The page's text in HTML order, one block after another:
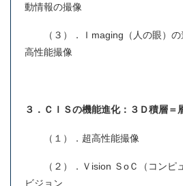
動情報の撮像
（３）．Ｉmaging（人の眼）の
高性能撮像
３．ＣＩＳの機能進化：３Ｄ積層
（１）．超高性能撮像
（２）．Ｖision ＳoＣ（コンピュ
ビジョン